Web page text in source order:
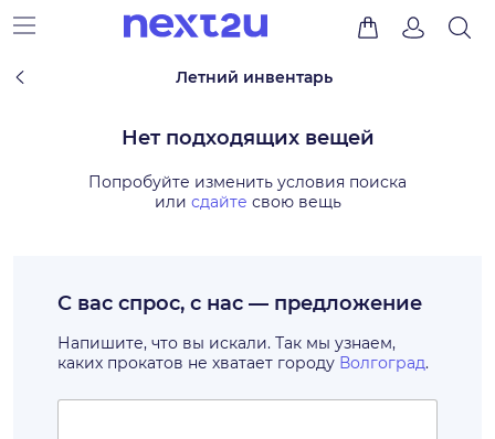
Летний инвентарь
Нет подходящих вещей
Попробуйте изменить условия поиска
или сдайте свою вещь
С вас спрос, с нас — предложение
Напишите, что вы искали. Так мы узнаем,
каких прокатов не хватает городу Волгоград.